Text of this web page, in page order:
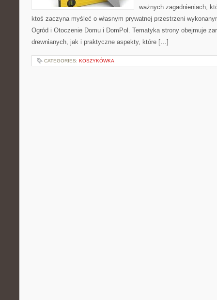
ważnych zagadnieniach,
ktoś zaczyna myśleć o własnym prywatnej przestrzeni
Ogród i Otoczenie Domu i DomPol. Tematyka strony obejmuje
drewnianych, jak i praktyczne aspekty, które […]
CATEGORIES: KOSZYKÓWKA